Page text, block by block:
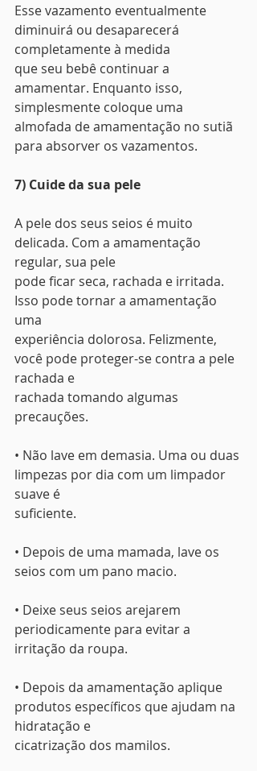
Esse vazamento eventualmente
diminuirá ou desaparecerá
completamente à medida
que seu bebê continuar a
amamentar. Enquanto isso,
simplesmente coloque uma
almofada de amamentação no sutiã
para absorver os vazamentos.
7) Cuide da sua pele
A pele dos seus seios é muito
delicada. Com a amamentação
regular, sua pele
pode ficar seca, rachada e irritada.
Isso pode tornar a amamentação
uma
experiência dolorosa. Felizmente,
você pode proteger-se contra a pele
rachada e
rachada tomando algumas
precauções.
• Não lave em demasia. Uma ou duas
limpezas por dia com um limpador
suave é
suficiente.
• Depois de uma mamada, lave os
seios com um pano macio.
• Deixe seus seios arejarem
periodicamente para evitar a
irritação da roupa.
• Depois da amamentação aplique
produtos específicos que ajudam na
hidratação e
cicatrização dos mamilos.